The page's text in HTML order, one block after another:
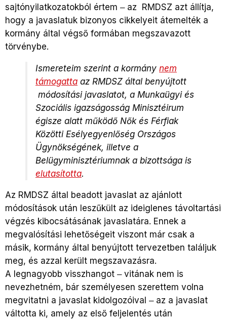
sajtónyilatkozatokból értem ‒ az RMDSZ azt állítja,
hogy a javaslatuk bizonyos cikkelyeit átemelték a
kormány által végső formában megszavazott
törvénybe.
Ismereteim szerint a kormány nem
támogatta az RMDSZ által benyújtott
módosítási javaslatot, a Munkaügyi és
Szociális igazságosság Minisztéirum
égisze alatt működő Nők és Férfiak
Közötti Esélyegyenlőség Országos
Ügynökségének, illetve a
Belügyminisztériumnak a bizottsága is
elutasította.
Az RMDSZ által beadott javaslat az ajánlott
módosítások után leszűkült az ideiglenes távoltartási
végzés kibocsátásának javaslatára. Ennek a
megvalósítási lehetőségeit viszont már csak a
másik, kormány által benyújtott tervezetben találjuk
meg, és azzal került megszavazásra.
A legnagyobb visszhangot ‒ vitának nem is
nevezhetném, bár személyesen szerettem volna
megvitatni a javaslat kidolgozóival ‒ az a javaslat
váltotta ki, amely az első feljelentés után